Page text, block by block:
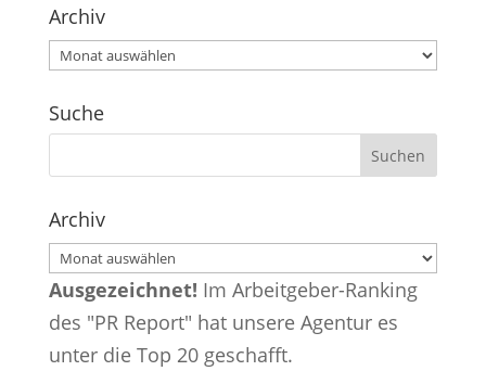
Archiv
Archiv
Suche
Archiv
Archiv
Ausgezeichnet! Im Arbeitgeber-Ranking
des "PR Report" hat unsere Agentur es
unter die Top 20 geschafft.